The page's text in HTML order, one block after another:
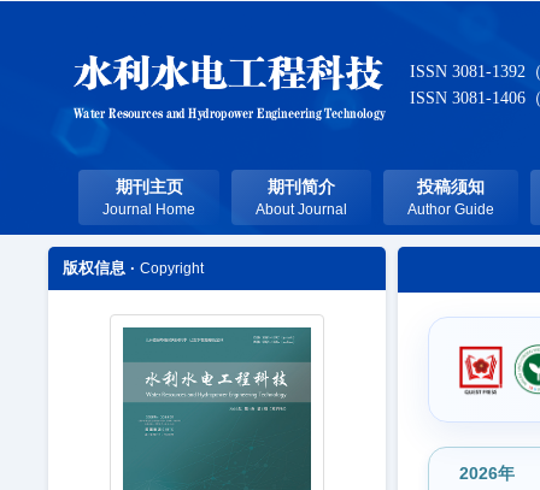
ISSN 3081-1392
ISSN 3081-1406
期刊主页
Journal Home
期刊简介
About Journal
投稿须知
Author Guide
版权信息 · Copyright
2026年